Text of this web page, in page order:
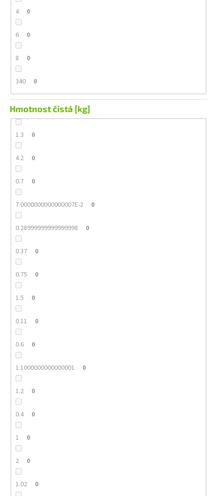
4 0
6 0
8 0
340 0
Hmotnost čistá [kg]
1.3 0
4.2 0
0.7 0
7.0000000000000007E-2 0
0.28999999999999998 0
0.37 0
0.75 0
1.5 0
0.11 0
0.6 0
1.1000000000000001 0
1.2 0
0.4 0
1 0
2 0
1.02 0